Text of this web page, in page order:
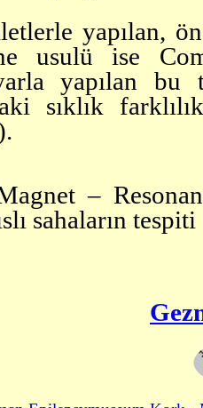
yapılan,
usulü ise
yapılan bu
sıklık
–
sahaların